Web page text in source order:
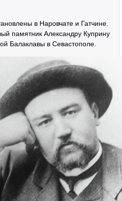
в Наровчате и Гатчине.
памятник Александру Куприну
Балаклавы в Севастополе.